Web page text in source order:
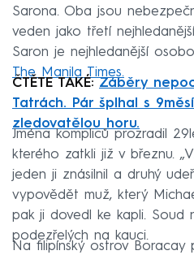
Sarona. Oba jsou
veden jako třetí
Saron je nejhledanější
The Manila Times.
ČTĚTE TAKÉ: Záběry
Tatrách. Pár šplhal s
zledovatělou horu.
Jména kompliců prozradil
kterého zatkli již v březnu.
jeden ji znásilnil a druhý
vypovědět muž, který
pak ji dovedl ke kapli. Soud
podezřelých na kauci.
Na filipínský ostrov Boracay